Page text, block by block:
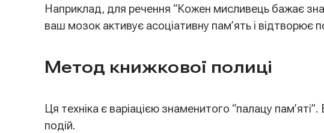
Наприклад, для речення “Кожен мисливець бажає
ваш мозок активує асоціативну пам’ять і
Метод книжкової полиці
Ця техніка є варіацією знаменитого “палацу
подій.